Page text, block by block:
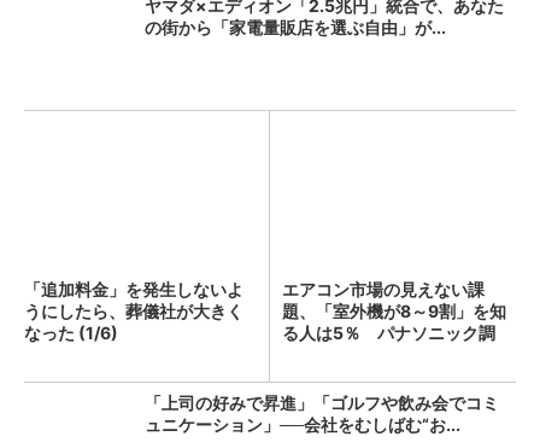
ヤマダ×エディオン「2.5兆円」統合で、あなた
の街から「家電量販店を選ぶ自由」が...
「追加料金」を発生しないよ
うにしたら、葬儀社が大きく
なった (1/6)
エアコン市場の見えない課
題、「室外機が8～9割」を知
る人は5％ パナソニック調
「上司の好みで昇進」「ゴルフや飲み会でコミ
ュニケーション」──会社をむしばむ“お...